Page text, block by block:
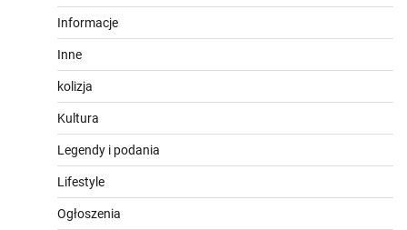
Informacje
Inne
kolizja
Kultura
Legendy i podania
Lifestyle
Ogłoszenia